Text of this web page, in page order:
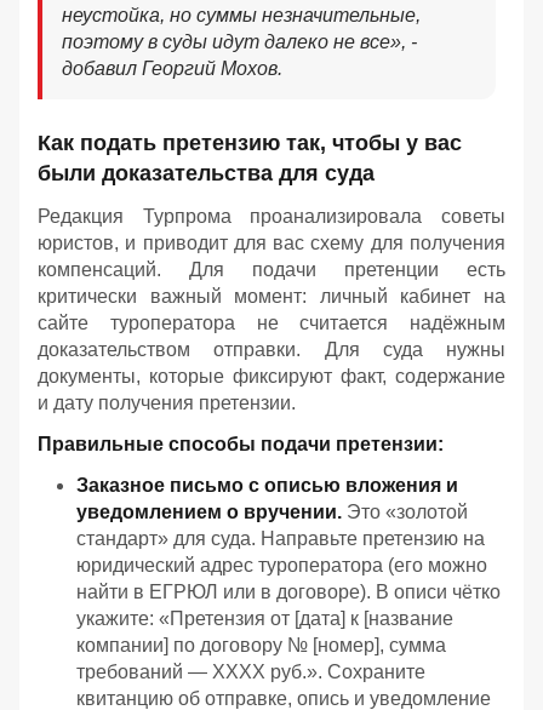
неустойка, но суммы незначительные,
поэтому в суды идут далеко не все», -
добавил Георгий Мохов.
Как подать претензию так, чтобы у вас
были доказательства для суда
Редакция Турпрома проанализировала советы
юристов, и приводит для вас схему для получения
компенсаций. Для подачи претенции есть
критически важный момент: личный кабинет на
сайте туроператора не считается надёжным
доказательством отправки. Для суда нужны
документы, которые фиксируют факт, содержание
и дату получения претензии.
Правильные способы подачи претензии:
Заказное письмо с описью вложения и
уведомлением о вручении. Это «золотой
стандарт» для суда. Направьте претензию на
юридический адрес туроператора (его можно
найти в ЕГРЮЛ или в договоре). В описи чётко
укажите: «Претензия от [дата] к [название
компании] по договору № [номер], сумма
требований — ХХХХ руб.». Сохраните
квитанцию об отправке, опись и уведомление